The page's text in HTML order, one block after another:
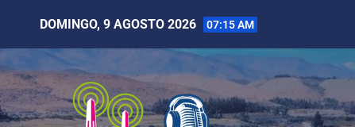
DOMINGO, 9 AGOSTO 2026 07:15 AM